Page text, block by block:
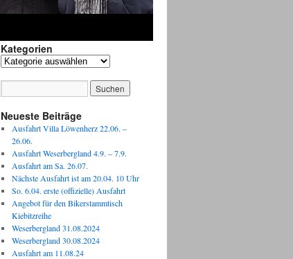
Kategorien
Kategorien
Neueste Beiträge
Ausfahrt Villa Löwenherz 22.06. –
26.06.
Ausfahrt Weserbergland 4.9. – 7.9.
Ausfahrt am Sa. 26.07.
Nächste Ausfahrt ist am 20.04. 10 Uhr
So. 6.04. erste (offizielle) Ausfahrt
Angebot für den Bikerstammtisch
Kiebitzreihe
Weserbergland 31.08.2024
Weserbergland 30.08.2024
Ausfahrt am 11.08.24